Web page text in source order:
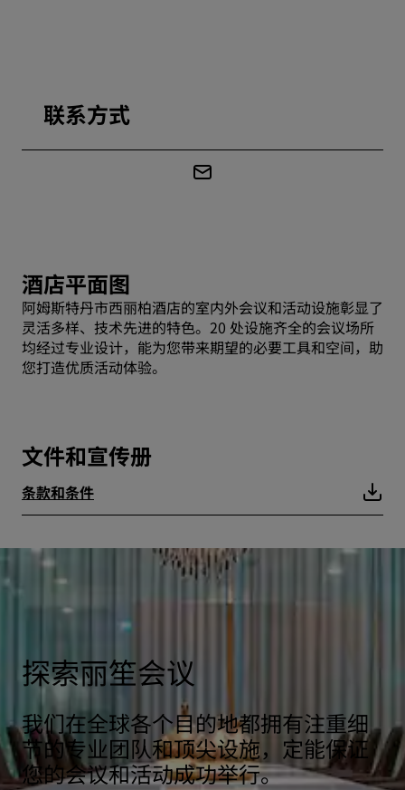
联系方式
酒店平面图
阿姆斯特丹市西丽柏酒店的室内外会议和活动设施彰显了
灵活多样、技术先进的特色。20 处设施齐全的会议场所
均经过专业设计，能为您带来期望的必要工具和空间，助
您打造优质活动体验。
文件和宣传册
条款和条件
探索丽笙会议
我们在全球各个目的地都拥有注重细
节的专业团队和顶尖设施，定能保证
您的会议和活动成功举行。